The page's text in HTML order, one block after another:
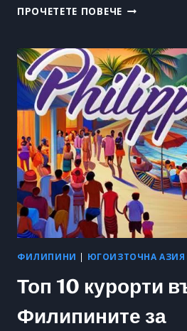
ПРОЧЕТЕТЕ ПОВЕЧЕПОЧИВКА
–
АНТИЧА
ИСТОРИЯ,
КУХНЯ
И
ОТДИХ
НА
ПЛАЖА
ФИЛИПИНИ | ЮГОИЗТОЧНА АЗИЯ
Топ 10 курорти
Филипините за